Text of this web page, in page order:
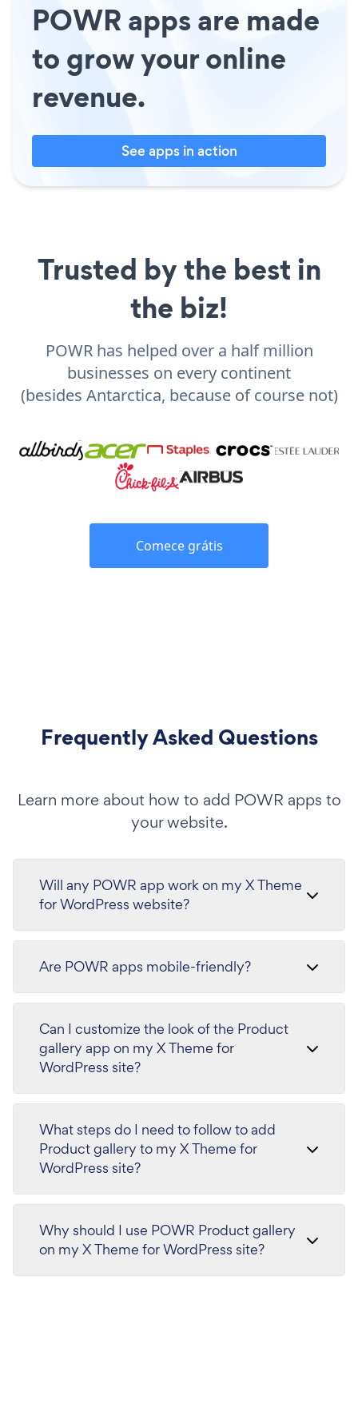
POWR apps are made
to grow your online
revenue.
See apps in action
Trusted by the best in
the biz!
POWR has helped over a half million
businesses on every continent
(besides Antarctica, because of course not)
Comece grátis
Frequently Asked Questions
Learn more about how to add POWR apps to
your website.
Will any POWR app work on my X Theme
for WordPress website?
Are POWR apps mobile-friendly?
Can I customize the look of the Product
gallery app on my X Theme for
WordPress site?
What steps do I need to follow to add
Product gallery to my X Theme for
WordPress site?
Why should I use POWR Product gallery
on my X Theme for WordPress site?